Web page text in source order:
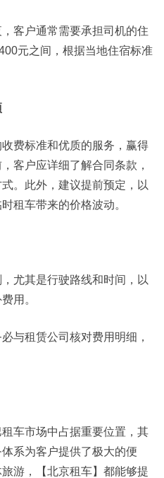
户通常需要承担司机的住
元之间，根据当地住宿标准
标准和优质的服务，赢得
客户应详细了解合同条款，
。此外，建议提前预定，以
租车带来的价格波动。
其是行驶路线和时间，以
用。
租赁公司核对费用明细，
市场中占据重要位置，其
系为客户提供了极大的便
游，【北京租车】都能够提